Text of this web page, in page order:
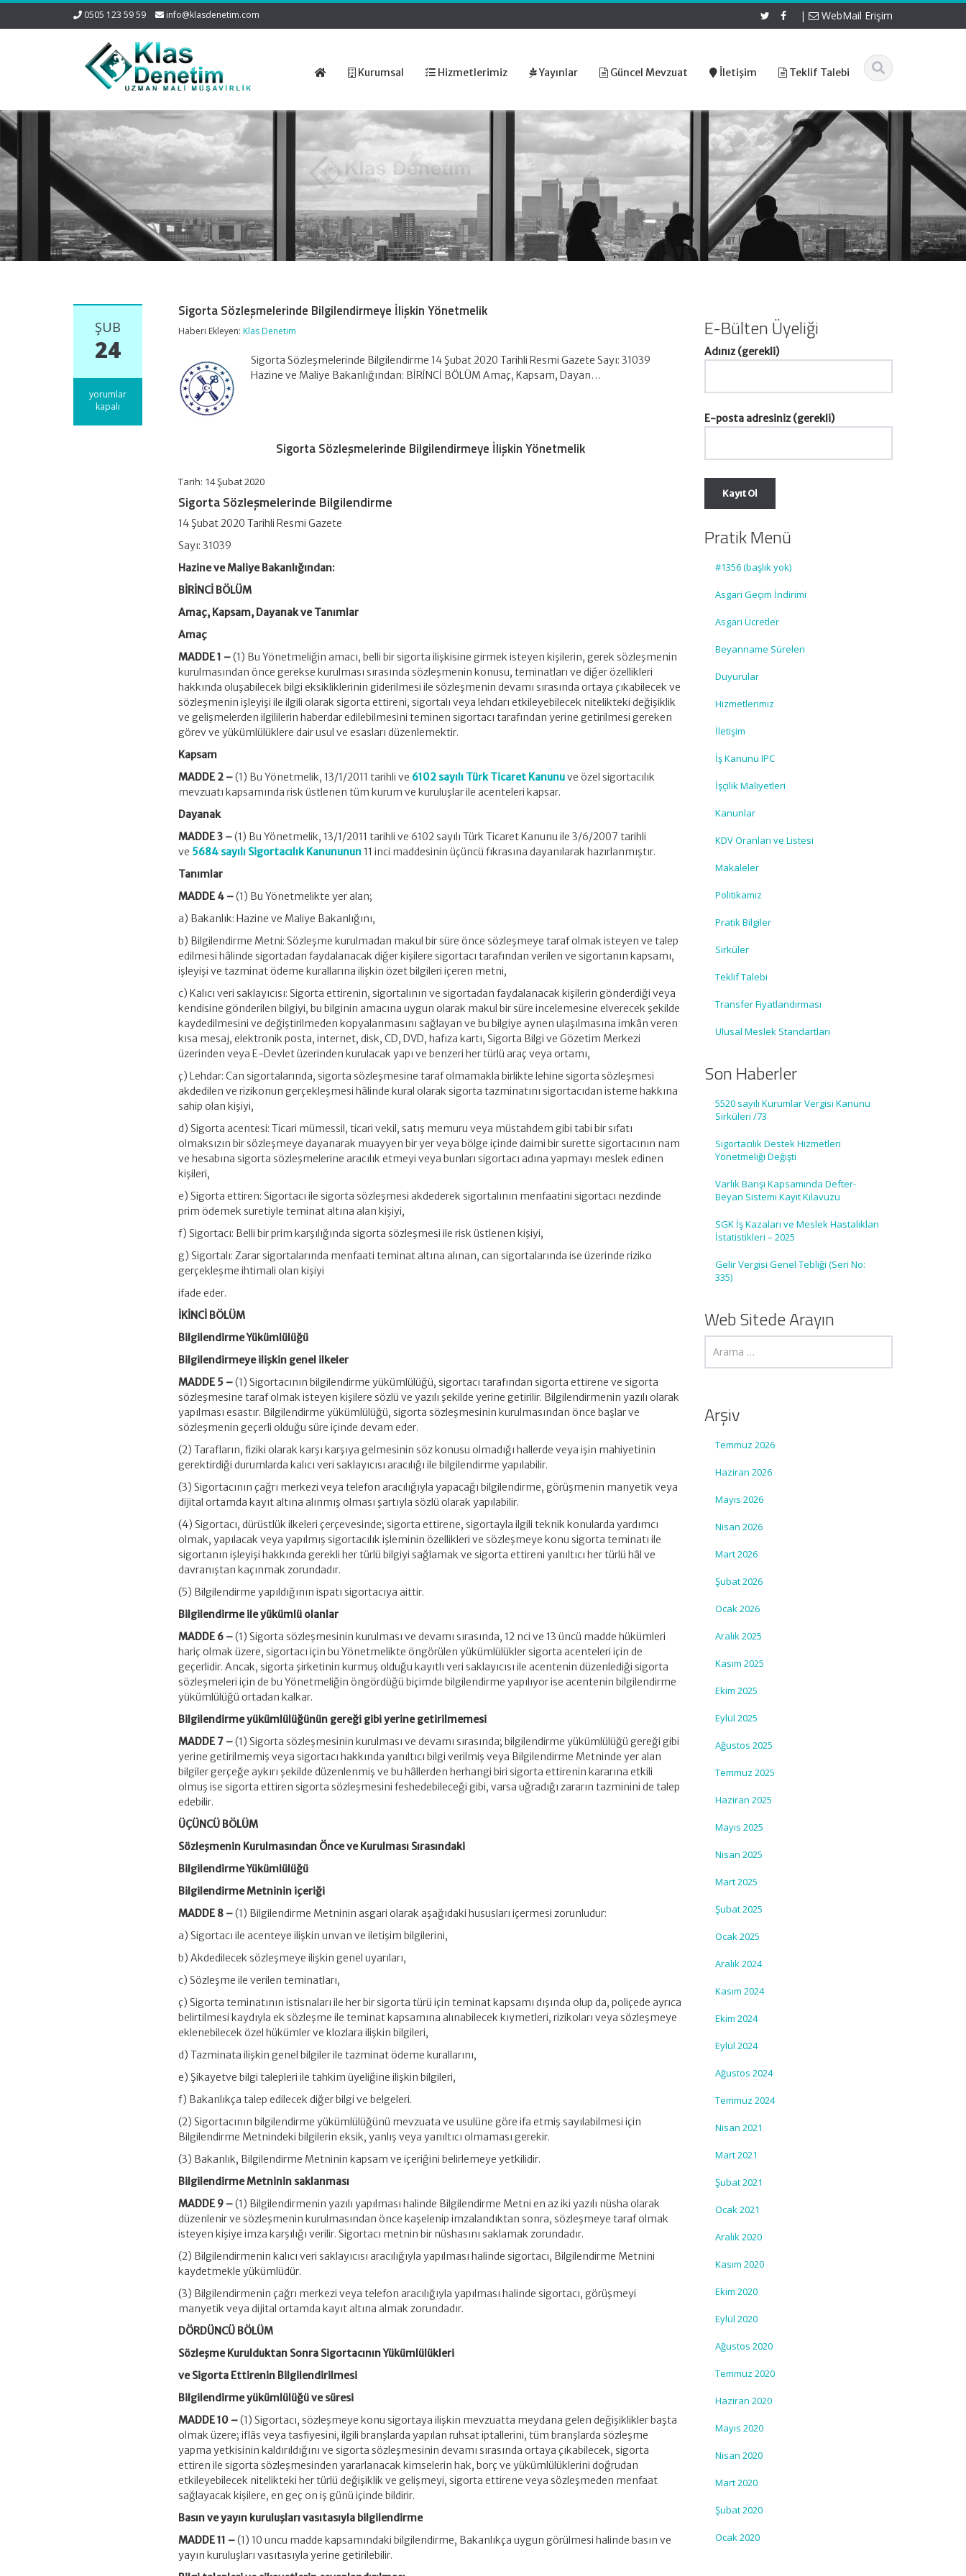
0505 123 59 59 info@klasdenetim.com | WebMail Erişim
Kurumsal Hizmetlerimiz Yayınlar Güncel Mevzuat İletişim Teklif Talebi
ŞUB
24
Sigorta
Sözleşmelerinde
yorumlar
kapalı
Sigorta Sözleşmelerinde Bilgilendirmeye İlişkin Yönetmelik
Haberi Ekleyen:Klas Denetim
Sigorta Sözleşmelerinde Bilgilendirme 14 Şubat 2020 Tarihli Resmi Gazete Sayı: 31039
Hazine ve Maliye Bakanlığından: BİRİNCİ BÖLÜM Amaç, Kapsam, Dayan…
Sigorta Sözleşmelerinde Bilgilendirmeye İlişkin Yönetmelik
Tarih: 14 Şubat 2020
Sigorta Sözleşmelerinde Bilgilendirme
14 Şubat 2020 Tarihli Resmi Gazete
Sayı: 31039
Hazine ve Maliye Bakanlığından:
BİRİNCİ BÖLÜM
Amaç, Kapsam, Dayanak ve Tanımlar
Amaç
MADDE 1 –(1) Bu Yönetmeliğin amacı, belli bir sigorta ilişkisine girmek isteyen kişilerin, gerek sözleşmenin
kurulmasından önce gerekse kurulması sırasında sözleşmenin konusu, teminatları ve diğer özellikleri
hakkında oluşabilecek bilgi eksikliklerinin giderilmesi ile sözleşmenin devamı sırasında ortaya çıkabilecek ve
sözleşmenin işleyişi ile ilgili olarak sigorta ettireni, sigortalı veya lehdarı etkileyebilecek nitelikteki değişiklik
ve gelişmelerden ilgililerin haberdar edilebilmesini teminen sigortacı tarafından yerine getirilmesi gereken
görev ve yükümlülüklere dair usul ve esasları düzenlemektir.
Kapsam
MADDE 2 –(1) Bu Yönetmelik, 13/1/2011 tarihli ve 6102 sayılı Türk Ticaret Kanunuve özel sigortacılık
mevzuatı kapsamında risk üstlenen tüm kurum ve kuruluşlar ile acenteleri kapsar.
Dayanak
MADDE 3 –(1) Bu Yönetmelik, 13/1/2011 tarihli ve 6102 sayılı Türk Ticaret Kanunu ile 3/6/2007 tarihli
ve 5684 sayılı Sigortacılık Kanununun 11 inci maddesinin üçüncü fıkrasına dayanılarak hazırlanmıştır.
Tanımlar
MADDE 4 –(1) Bu Yönetmelikte yer alan;
a) Bakanlık: Hazine ve Maliye Bakanlığını,
b) Bilgilendirme Metni: Sözleşme kurulmadan makul bir süre önce sözleşmeye taraf olmak isteyen ve talep
edilmesi hâlinde sigortadan faydalanacak diğer kişilere sigortacı tarafından verilen ve sigortanın kapsamı,
işleyişi ve tazminat ödeme kurallarına ilişkin özet bilgileri içeren metni,
c) Kalıcı veri saklayıcısı: Sigorta ettirenin, sigortalının ve sigortadan faydalanacak kişilerin gönderdiği veya
kendisine gönderilen bilgiyi, bu bilginin amacına uygun olarak makul bir süre incelemesine elverecek şekilde
kaydedilmesini ve değiştirilmeden kopyalanmasını sağlayan ve bu bilgiye aynen ulaşılmasına imkân veren
kısa mesaj, elektronik posta, internet, disk, CD, DVD, hafıza kartı, Sigorta Bilgi ve Gözetim Merkezi
üzerinden veya E-Devlet üzerinden kurulacak yapı ve benzeri her türlü araç veya ortamı,
ç) Lehdar: Can sigortalarında, sigorta sözleşmesine taraf olmamakla birlikte lehine sigorta sözleşmesi
akdedilen ve rizikonun gerçekleşmesi hâlinde kural olarak sigorta tazminatını sigortacıdan isteme hakkına
sahip olan kişiyi,
d) Sigorta acentesi: Ticari mümessil, ticari vekil, satış memuru veya müstahdem gibi tabi bir sıfatı
olmaksızın bir sözleşmeye dayanarak muayyen bir yer veya bölge içinde daimi bir surette sigortacının nam
ve hesabına sigorta sözleşmelerine aracılık etmeyi veya bunları sigortacı adına yapmayı meslek edinen
kişileri,
e) Sigorta ettiren: Sigortacı ile sigorta sözleşmesi akdederek sigortalının menfaatini sigortacı nezdinde
prim ödemek suretiyle teminat altına alan kişiyi,
f) Sigortacı: Belli bir prim karşılığında sigorta sözleşmesi ile risk üstlenen kişiyi,
g) Sigortalı: Zarar sigortalarında menfaati teminat altına alınan, can sigortalarında ise üzerinde riziko
gerçekleşme ihtimali olan kişiyi
ifade eder.
İKİNCİ BÖLÜM
Bilgilendirme Yükümlülüğü
Bilgilendirmeye ilişkin genel ilkeler
MADDE 5 –(1) Sigortacının bilgilendirme yükümlülüğü, sigortacı tarafından sigorta ettirene ve sigorta
sözleşmesine taraf olmak isteyen kişilere sözlü ve yazılı şekilde yerine getirilir. Bilgilendirmenin yazılı olarak
yapılması esastır. Bilgilendirme yükümlülüğü, sigorta sözleşmesinin kurulmasından önce başlar ve
sözleşmenin geçerli olduğu süre içinde devam eder.
(2) Tarafların, fiziki olarak karşı karşıya gelmesinin söz konusu olmadığı hallerde veya işin mahiyetinin
gerektirdiği durumlarda kalıcı veri saklayıcısı aracılığı ile bilgilendirme yapılabilir.
(3) Sigortacının çağrı merkezi veya telefon aracılığıyla yapacağı bilgilendirme, görüşmenin manyetik veya
dijital ortamda kayıt altına alınmış olması şartıyla sözlü olarak yapılabilir.
(4) Sigortacı, dürüstlük ilkeleri çerçevesinde; sigorta ettirene, sigortayla ilgili teknik konularda yardımcı
olmak, yapılacak veya yapılmış sigortacılık işleminin özellikleri ve sözleşmeye konu sigorta teminatı ile
sigortanın işleyişi hakkında gerekli her türlü bilgiyi sağlamak ve sigorta ettireni yanıltıcı her türlü hâl ve
davranıştan kaçınmak zorundadır.
(5) Bilgilendirme yapıldığının ispatı sigortacıya aittir.
Bilgilendirme ile yükümlü olanlar
MADDE 6 –(1) Sigorta sözleşmesinin kurulması ve devamı sırasında, 12 nci ve 13 üncü madde hükümleri
hariç olmak üzere, sigortacı için bu Yönetmelikte öngörülen yükümlülükler sigorta acenteleri için de
geçerlidir. Ancak, sigorta şirketinin kurmuş olduğu kayıtlı veri saklayıcısı ile acentenin düzenlediği sigorta
sözleşmeleri için de bu Yönetmeliğin öngördüğü biçimde bilgilendirme yapılıyor ise acentenin bilgilendirme
yükümlülüğü ortadan kalkar.
Bilgilendirme yükümlülüğünün gereği gibi yerine getirilmemesi
MADDE 7 –(1) Sigorta sözleşmesinin kurulması ve devamı sırasında; bilgilendirme yükümlülüğü gereği gibi
yerine getirilmemiş veya sigortacı hakkında yanıltıcı bilgi verilmiş veya Bilgilendirme Metninde yer alan
bilgiler gerçeğe aykırı şekilde düzenlenmiş ve bu hâllerden herhangi biri sigorta ettirenin kararına etkili
olmuş ise sigorta ettiren sigorta sözleşmesini feshedebileceği gibi, varsa uğradığı zararın tazminini de talep
edebilir.
ÜÇÜNCÜ BÖLÜM
Sözleşmenin Kurulmasından Önce ve Kurulması Sırasındaki
Bilgilendirme Yükümlülüğü
Bilgilendirme Metninin içeriği
MADDE 8 –(1) Bilgilendirme Metninin asgari olarak aşağıdaki hususları içermesi zorunludur:
a) Sigortacı ile acenteye ilişkin unvan ve iletişim bilgilerini,
b) Akdedilecek sözleşmeye ilişkin genel uyarıları,
c) Sözleşme ile verilen teminatları,
ç) Sigorta teminatının istisnaları ile her bir sigorta türü için teminat kapsamı dışında olup da, poliçede ayrıca
belirtilmesi kaydıyla ek sözleşme ile teminat kapsamına alınabilecek kıymetleri, rizikoları veya sözleşmeye
eklenebilecek özel hükümler ve klozlara ilişkin bilgileri,
d) Tazminata ilişkin genel bilgiler ile tazminat ödeme kurallarını,
e) Şikayetve bilgi talepleri ile tahkim üyeliğine ilişkin bilgileri,
f) Bakanlıkça talep edilecek diğer bilgi ve belgeleri.
(2) Sigortacının bilgilendirme yükümlülüğünü mevzuata ve usulüne göre ifa etmiş sayılabilmesi için
Bilgilendirme Metnindeki bilgilerin eksik, yanlış veya yanıltıcı olmaması gerekir.
(3) Bakanlık, Bilgilendirme Metninin kapsam ve içeriğini belirlemeye yetkilidir.
Bilgilendirme Metninin saklanması
MADDE 9 –(1) Bilgilendirmenin yazılı yapılması halinde Bilgilendirme Metni en az iki yazılı nüsha olarak
düzenlenir ve sözleşmenin kurulmasından önce kaşelenip imzalandıktan sonra, sözleşmeye taraf olmak
isteyen kişiye imza karşılığı verilir. Sigortacı metnin bir nüshasını saklamak zorundadır.
(2) Bilgilendirmenin kalıcı veri saklayıcısı aracılığıyla yapılması halinde sigortacı, Bilgilendirme Metnini
kaydetmekle yükümlüdür.
(3) Bilgilendirmenin çağrı merkezi veya telefon aracılığıyla yapılması halinde sigortacı, görüşmeyi
manyetik veya dijital ortamda kayıt altına almak zorundadır.
DÖRDÜNCÜ BÖLÜM
Sözleşme Kurulduktan Sonra Sigortacının Yükümlülükleri
ve Sigorta Ettirenin Bilgilendirilmesi
Bilgilendirme yükümlülüğü ve süresi
MADDE 10 –(1) Sigortacı, sözleşmeye konu sigortaya ilişkin mevzuatta meydana gelen değişiklikler başta
olmak üzere; iflâs veya tasfiyesini, ilgili branşlarda yapılan ruhsat iptallerini, tüm branşlarda sözleşme
yapma yetkisinin kaldırıldığını ve sigorta sözleşmesinin devamı sırasında ortaya çıkabilecek, sigorta
ettiren ile sigorta sözleşmesinden yararlanacak kimselerin hak, borç ve yükümlülüklerini doğrudan
etkileyebilecek nitelikteki her türlü değişiklik ve gelişmeyi, sigorta ettirene veya sözleşmeden menfaat
sağlayacak kişilere, en geç on iş günü içinde bildirir.
Basın ve yayın kuruluşları vasıtasıyla bilgilendirme
MADDE 11 –(1) 10 uncu madde kapsamındaki bilgilendirme, Bakanlıkça uygun görülmesi halinde basın ve
yayın kuruluşları vasıtasıyla yerine getirilebilir.
E-Bülten Üyeliği
Adınız (gerekli)
E-posta adresiniz (gerekli)
Pratik Menü
#1356 (başlık yok)
Asgari Geçim İndirimi
Asgari Ücretler
Beyanname Süreleri
Duyurular
Hizmetlerimiz
İletişim
İş Kanunu IPC
İşçilik Maliyetleri
Kanunlar
KDV Oranları ve Listesi
Makaleler
Politikamız
Pratik Bilgiler
Sirküler
Teklif Talebi
Transfer Fiyatlandırması
Ulusal Meslek Standartları
Son Haberler
5520 sayılı Kurumlar Vergisi Kanunu
Sirküleri /73
Sigortacılık Destek Hizmetleri
Yönetmeliği Değişti
Varlık Barışı Kapsamında Defter-
Beyan Sistemi Kayıt Kılavuzu
SGK İş Kazaları ve Meslek Hastalıkları
İstatistikleri – 2025
Gelir Vergisi Genel Tebliği (Seri No:
335)
Web Sitede Arayın
Arşiv
Temmuz 2026
Haziran 2026
Mayıs 2026
Nisan 2026
Mart 2026
Şubat 2026
Ocak 2026
Aralık 2025
Kasım 2025
Ekim 2025
Eylül 2025
Ağustos 2025
Temmuz 2025
Haziran 2025
Mayıs 2025
Nisan 2025
Mart 2025
Şubat 2025
Ocak 2025
Aralık 2024
Kasım 2024
Ekim 2024
Eylül 2024
Ağustos 2024
Temmuz 2024
Nisan 2021
Mart 2021
Şubat 2021
Ocak 2021
Aralık 2020
Kasım 2020
Ekim 2020
Eylül 2020
Ağustos 2020
Temmuz 2020
Haziran 2020
Mayıs 2020
Nisan 2020
Mart 2020
Şubat 2020
Ocak 2020